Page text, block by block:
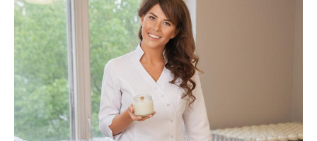
Основа - кокосовый воск , деревянный
двойной фитиль, белая прозрачная
банка , качественный ароматизатор из
Франции и России, горение более 24
часов.